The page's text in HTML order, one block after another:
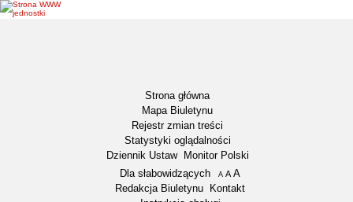
Strona główna
Mapa Biuletynu
Rejestr zmian treści
Statystyki oglądalności
Dziennik Ustaw
Monitor Polski
Menu dodatkowe
Dla słabowidzących A pomniejsz czcionkę
A standardowy rozmiar czcionki
A
Redakcja Biuletynu
Kontakt